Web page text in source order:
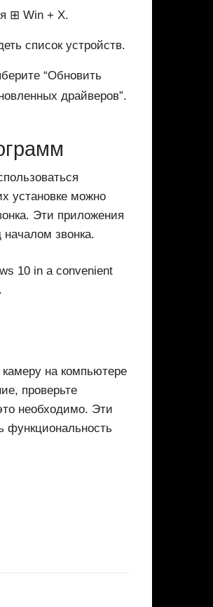
⊞ Win + X.
список устройств.
“Обновить
драйверов”.
установке можно
Эти приложения
звонка.
10 in a convenient
на компьютере
проверьте
необходимо. Эти
функциональность